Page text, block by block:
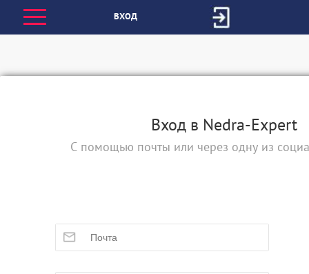
ВХОД
Вход в Nedra-Expert
С помощью почты или через одну из